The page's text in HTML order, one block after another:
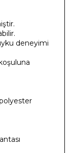
deneyimi